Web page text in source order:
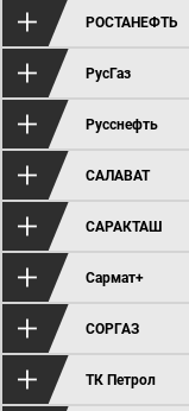
РОСТАНЕФТЬ
РусГаз
Русснефть
САЛАВАТ
САРАКТАШ
Сармат+
СОРГАЗ
ТК Петрол